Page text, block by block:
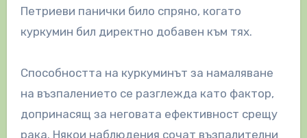
Петриеви панички било спряно, когато
куркумин бил директно добавен към тях.
Способността на куркуминът за намаляване
на възпалението се разглежда като фактор,
допринасящ за неговата ефективност срещу
рака. Някои наблюдения сочат възпалителни